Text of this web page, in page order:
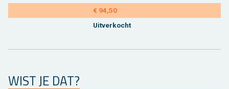
€ 94,50
Uit­ver­kocht
WIST JE DAT?